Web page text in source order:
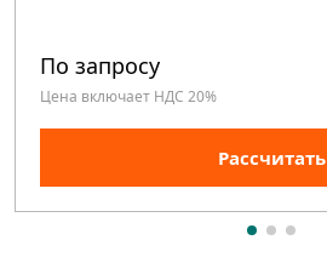
По запросу
Цена включает НДС 20%
Рассчитать